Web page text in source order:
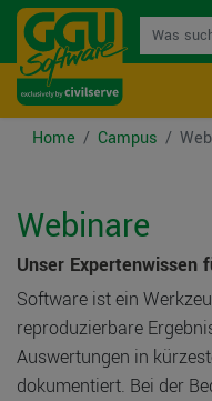
Home Campus
Webinare
Unser Expertenwissen
Software ist ein
reproduzierbare
Auswertungen in
dokumentiert. Bei der